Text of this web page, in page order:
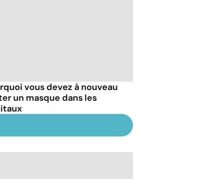
vous devez à nouveau
un masque dans les